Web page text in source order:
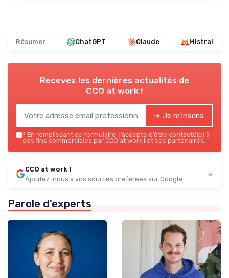
Résumer ChatGPT Claude Mistral
Recevez les dernières actualités de
CCO at work !
➔ Je m'inscris
* En remplissant ce formulaire, j’accepte d’être contacté(e) à
des fins commerciales par CCO at work ! et ses partenaires.
CCO at work !
Ajoutez-nous à vos sources préférées sur Google
Parole d'experts